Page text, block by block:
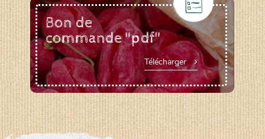
Bon de
commande "pdf"
Télécharger